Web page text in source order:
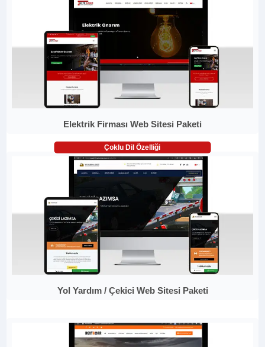
Elektrik Firması Web Sitesi Paketi
Çoklu Dil Özelliği
Yol Yardım / Çekici Web Sitesi Paketi